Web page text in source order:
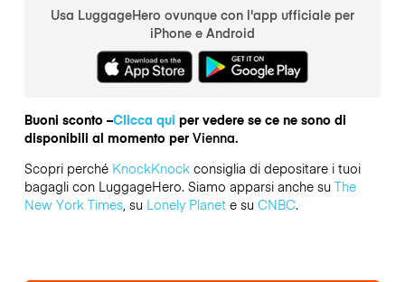
Usa LuggageHero ovunque con l'app ufficiale per
iPhone e Android
Buoni sconto –Clicca qui per vedere se ce ne sono di
disponibili al momento per Vienna.
Scopri perché KnockKnockconsiglia di depositare i tuoi
bagagli con LuggageHero. Siamo apparsi anche su The
New York Times, su Lonely Planete su CNBC.